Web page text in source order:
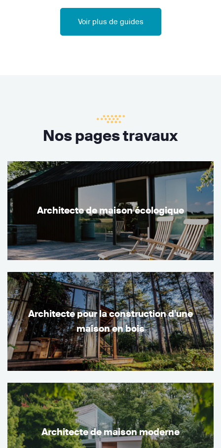
Voir plus de guides
Nos pages travaux
Architecte de maison écologique
Architecte pour la construction d'une
maison en bois
Architecte de maison moderne